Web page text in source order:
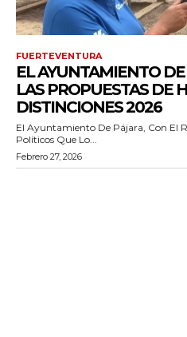
FUERTEVENTURA
EL AYUNTAMIENTO
LAS PROPUESTAS DE
DISTINCIONES 2026
El Ayuntamiento De Pájara, Con El
Políticos Que Lo...
Febrero 27, 2026